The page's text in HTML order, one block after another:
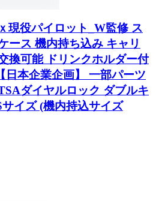
現役パイロット_W監修 ス
ース 機内持ち込み キャリ
換可能 ドリンクホルダー付
日本企業企画】 一部パーツ
ダイヤルロック ダブルキ
イズ (機内持込サイズ